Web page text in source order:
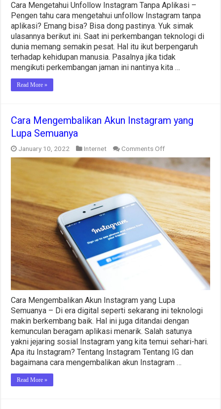
Cara Mengetahui Unfollow Instagram Tanpa Aplikasi –
Pengen tahu cara mengetahui unfollow Instagram tanpa
aplikasi? Emang bisa? Bisa dong pastinya. Yuk simak
ulasannya berikut ini. Saat ini perkembangan teknologi di
dunia memang semakin pesat. Hal itu ikut berpengaruh
terhadap kehidupan manusia. Pasalnya jika tidak
mengikuti perkembangan jaman ini nantinya kita …
Read More »
Cara Mengembalikan Akun Instagram yang
Lupa Semuanya
January 10, 2022 Internet Comments Offon
Cara
Mengembalikan
Akun
Instagram
yang
Lupa
Semuanya
Cara Mengembalikan Akun Instagram yang Lupa
Semuanya – Di era digital seperti sekarang ini teknologi
makin berkembang baik. Hal ini juga ditandai dengan
kemunculan beragam aplikasi menarik. Salah satunya
yakni jejaring sosial Instagram yang kita temui sehari-hari.
Apa itu Instagram? Tentang Instagram Tentang IG dan
bagaimana cara mengembalikan akun Instagram …
Read More »